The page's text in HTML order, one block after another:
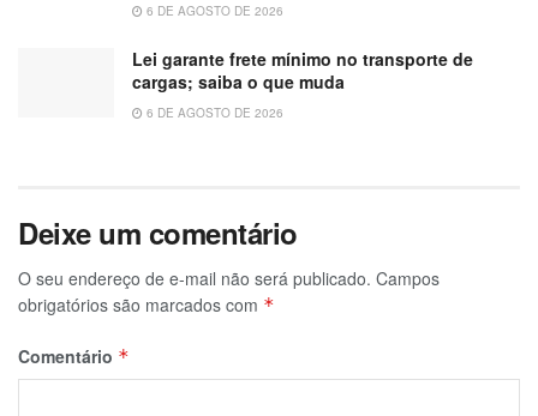
6 DE AGOSTO DE 2026
Lei garante frete mínimo no transporte de
cargas; saiba o que muda
6 DE AGOSTO DE 2026
Deixe um comentário
O seu endereço de e-mail não será publicado. Campos
obrigatórios são marcados com *
Comentário *